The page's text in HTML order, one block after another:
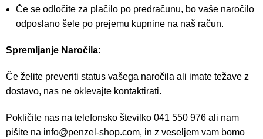
Če se odločite za plačilo po predračunu, bo vaše naročilo
odposlano šele po prejemu kupnine na naš račun.
Spremljanje Naročila:
Če želite preveriti status vašega naročila ali imate težave z
dostavo, nas ne oklevajte kontaktirati.
Pokličite nas na telefonsko številko 041 550 976 ali nam
pišite na info@penzel-shop.com, in z veseljem vam bomo